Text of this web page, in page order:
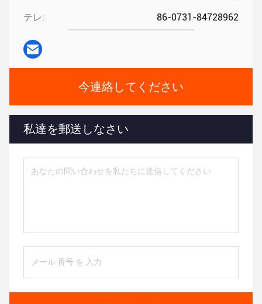
テレ: 86-0731-84728962
今連絡してください
私達を郵送しなさい